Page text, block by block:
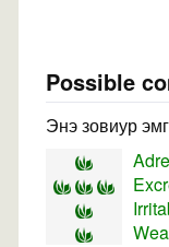
Possible
Энэ зовиур